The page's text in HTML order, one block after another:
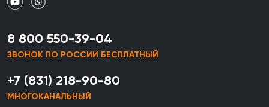
8 800 550-39-04
ЗВОНОК ПО РОССИИ БЕСПЛАТНЫЙ
+7 (831) 218-90-80
МНОГОКАНАЛЬНЫЙ